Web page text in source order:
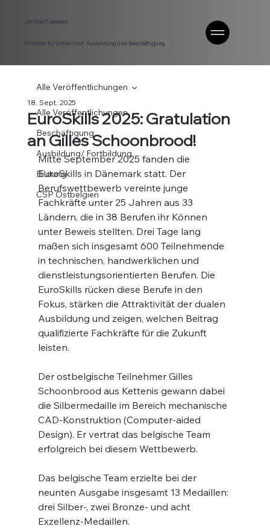
Minister für Unterricht, Ausbildung und Beschäftigung
Jérôme Franssen
Alle Veröffentlichungen
Beschäftigung
Ausbildung/ Fortbildung
Bildung
CSP Ostbelgien
Alle Veröffentlichungen
EuroSkills 2025: Gratulation
an Gilles Schoonbrood!
18. Sept. 2025
Mitte September 2025 fanden die
EuroSkills in Dänemark statt. Der
Berufswettbewerb vereinte junge
Fachkräfte unter 25 Jahren aus 33
Ländern, die in 38 Berufen ihr Können
unter Beweis stellten. Drei Tage lang
maßen sich insgesamt 600 Teilnehmende
in technischen, handwerklichen und
dienstleistungsorientierten Berufen. Die
EuroSkills rücken diese Berufe in den
Fokus, stärken die Attraktivität der dualen
Ausbildung und zeigen, welchen Beitrag
qualifizierte Fachkräfte für die Zukunft
leisten.
Der ostbelgische Teilnehmer Gilles
Schoonbrood aus Kettenis gewann dabei
die Silbermedaille im Bereich mechanische
CAD-Konstruktion (Computer-aided
Design). Er vertrat das belgische Team
erfolgreich bei diesem Wettbewerb.
Das belgische Team erzielte bei der
neunten Ausgabe insgesamt 13 Medaillen:
drei Silber-, zwei Bronze- und acht
Exzellenz-Medaillen.